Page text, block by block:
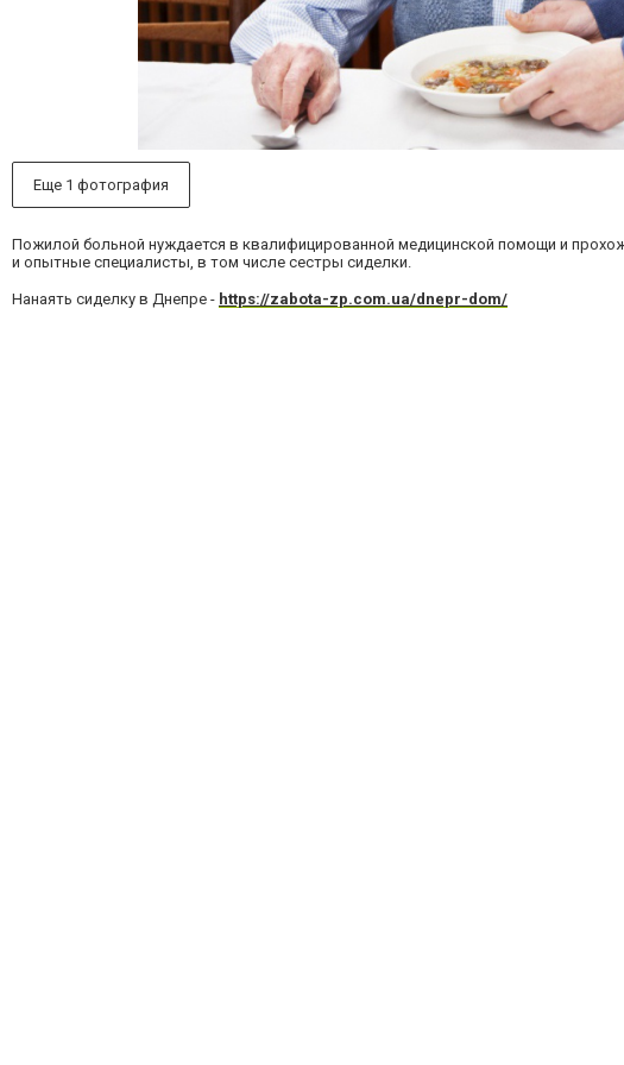
Еще 1 фотография
Пожилой больной нуждается в квалифицированной медицинской помощи и
и опытные специалисты, в том числе сестры сиделки.
Нанаять сиделку в Днепре - https://zabota-zp.com.ua/dnepr-dom/